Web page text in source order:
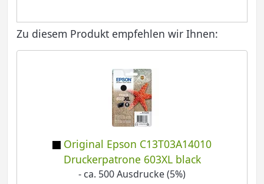
Zu diesem Produkt empfehlen wir Ihnen:
Original Epson C13T03A14010
Druckerpatrone 603XL black
- ca. 500 Ausdrucke (5%)